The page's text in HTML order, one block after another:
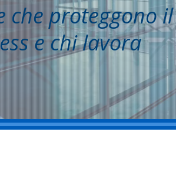
che proteggono il
e chi lavora